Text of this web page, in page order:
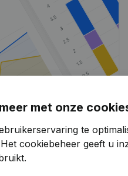
van Ir. C.L.P.M. Pompe
met onze
te
Het cookiebeheer geeft u